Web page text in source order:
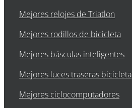
Mejores relojes de Triatlon
Mejores rodillos de bicicleta
Mejores básculas inteligentes
Mejores luces traseras bicicleta
Mejores ciclocomputadores